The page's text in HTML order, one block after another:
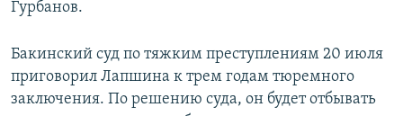
Гурбанов.
Бакинский суд по тяжким преступлениям 20 июля
приговорил Лапшина к трем годам тюремного
заключения. По решению суда, он будет отбывать